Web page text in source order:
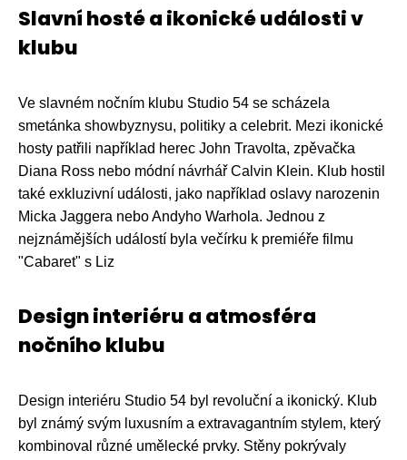
Slavní hosté a ikonické události v
klubu
Ve slavném nočním klubu Studio 54 se scházela
smetánka showbyznysu, politiky a celebrit. Mezi ikonické
hosty patřili například herec John Travolta, zpěvačka
Diana Ross nebo módní návrhář Calvin Klein. Klub hostil
také exkluzivní události, jako například oslavy narozenin
Micka Jaggera nebo Andyho Warhola. Jednou z
nejznámějších událostí byla večírku k premiéře filmu
"Cabaret" s Liz
Design interiéru a atmosféra
nočního klubu
Design interiéru Studio 54 byl revoluční a ikonický. Klub
byl známý svým luxusním a extravagantním stylem, který
kombinoval různé umělecké prvky. Stěny pokrývaly